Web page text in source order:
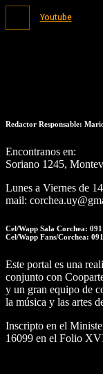
Youtube
Redactor Responsable:
Encontranos en:
Soriano 1245,
Lunes a Viernes de
mail:
Cel/Wapp Sala Corchea:
Cel/Wapp Fans/Corchea:
Este portal es una
conjunto con
y un gran equipo de
la música y las artes
Inscripto en el
16099 en el Folio